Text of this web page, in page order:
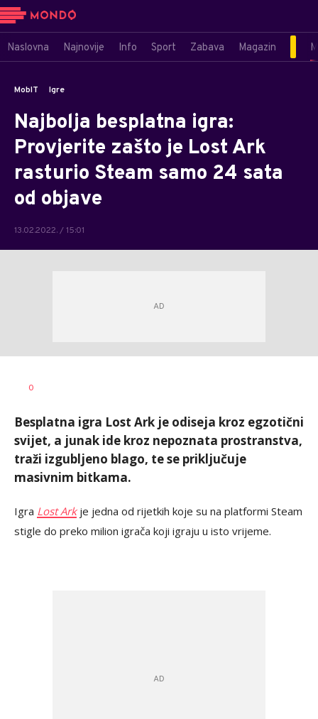
Naslovna Najnovije Info Sport Zabava Magazin
MobIT Igre
Najbolja besplatna igra:
Provjerite zašto je Lost Ark
rasturio Steam samo 24 sata
od objave
13.02.2022. / 15:01
AUTOR
0
Besplatna igra Lost Ark je odiseja kroz egzotični
svijet, a junak ide kroz nepoznata prostranstva,
traži izgubljeno blago, te se priključuje
masivnim bitkama.
Igra Lost Arkje jedna od rijetkih koje su na platformi Steam
stigle do preko milion igrača koji igraju u isto vrijeme.